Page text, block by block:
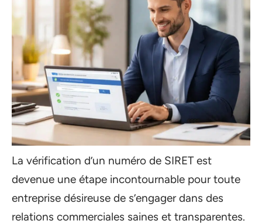
La vérification d’un numéro de SIRET est
devenue une étape incontournable pour toute
entreprise désireuse de s’engager dans des
relations commerciales saines et transparentes.